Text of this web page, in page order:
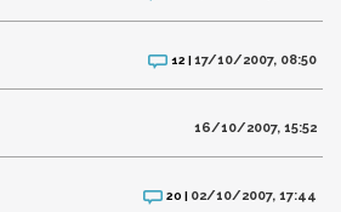
12 |17/10/2007, 08:50
16/10/2007, 15:52
20 | 02/10/2007, 17:44